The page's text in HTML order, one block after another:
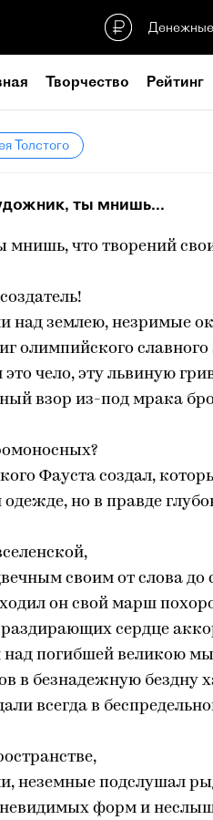
Денежные
Творчество Рейтинг
Толстого
ты мнишь...
мнишь, что творений
создатель!
над землею, незримые
олимпийского славного
чело, эту львиную
взор из-под мрака
Фауста создал,
но в правде
своим от слова до
он свой марш
раздирающих сердце
погибшей великою
в безнадежную бездну
всегда в
неземные подслушал
невидимых форм и